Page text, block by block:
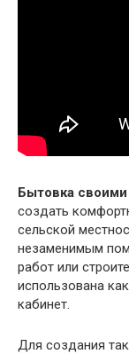
Бытовка своими
создать
сельской
незаменимым
работ или
использована
кабинет.
Для создания